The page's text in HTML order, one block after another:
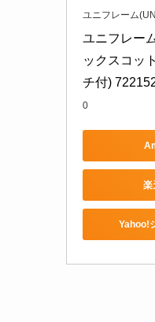
ユニフレーム
ユニフレー
ックスコッ
チ付)
0
楽
Yahoo!